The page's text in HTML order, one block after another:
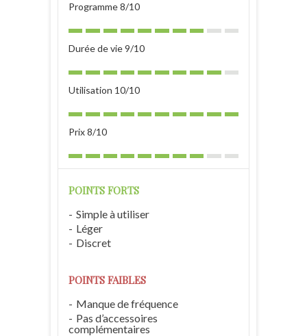
Programme 8/10
Durée de vie 9/10
Utilisation 10/10
Prix 8/10
POINTS FORTS
Simple à utiliser
Léger
Discret
POINTS FAIBLES
Manque de fréquence
Pas d’accessoires
complémentaires